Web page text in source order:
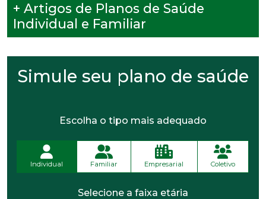
+ Artigos de Planos de Saúde
Individual e Familiar
Simule seu plano de saúde
Escolha o tipo mais adequado
Individual Familiar Empresarial Coletivo
Selecione a faixa etária